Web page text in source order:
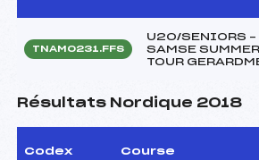
TNAM0231.FFS
U20/SENIORS –
SAMSE SUMMER
TOUR
Résultats Nordique 2018
Codex Course